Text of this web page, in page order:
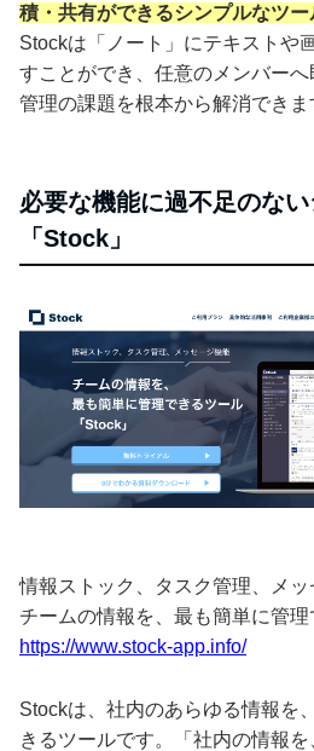
積・共有ができるシンプルなツー
Stockは「ノート」にテキストや
すことができ、任意のメンバー
管理の課題を根本から解消できま
必要な機能に過不足のな
「Stock」
情報ストック、タスク管理、メ
チームの情報を、最も簡単に管理
https://www.stock-app.info/
Stockは、社内のあらゆる情報を
きるツールです。「社内の情報